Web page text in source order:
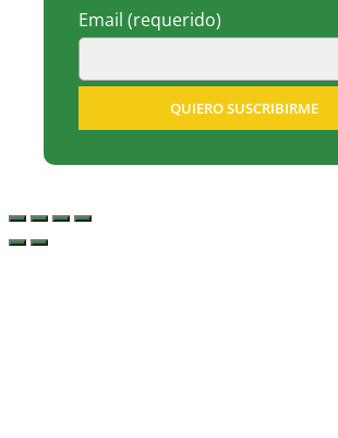
Email (requerido)